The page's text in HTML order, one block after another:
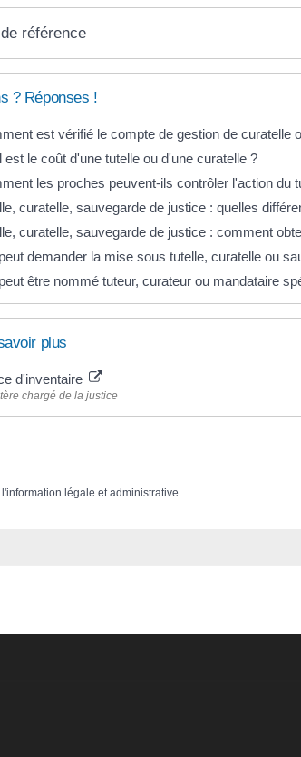
référence
? Réponses !
est vérifié le compte de gestion de curatelle
est le coût d'une tutelle ou d'une curatelle ?
les proches peuvent-ils contrôler l'action du
curatelle, sauvegarde de justice : quelles
curatelle, sauvegarde de justice : comment
demander la mise sous tutelle, curatelle ou
être nommé tuteur, curateur ou mandataire
plus
d'inventaire
chargé de la justice
légale et administrative